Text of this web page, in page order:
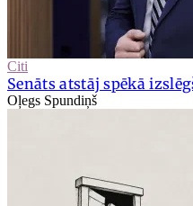
Citi
Senāts atstāj spēkā
Oļegs Spundiņš